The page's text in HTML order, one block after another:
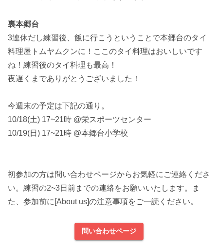
裏本郷台
3連休だし練習後、飯に行こうということで本郷台のタイ
料理屋トムヤムクンに！ここのタイ料理はおいしいです
ね！練習後のタイ料理も最高！
夜遅くまでありがとうございました！
今週末の予定は下記の通り。
10/18(土) 17~21時 @栄スポーツセンター
10/19(日) 17~21時 @本郷台小学校
初参加の方は問い合わせページからお気軽にご連絡くださ
い。練習の2~3日前までの連絡をお願いいたします。ま
た、参加前に[About us]の注意事項をご一読ください。
問い合わせページ